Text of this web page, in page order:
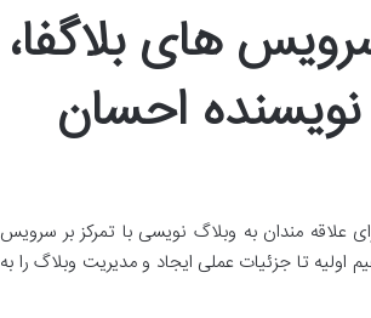
های بلاگفا،
احسان
علاقه مندان به وبلاگ نویسی با تمرکز بر سرویس
تا جزئیات عملی ایجاد و مدیریت وبلاگ را به